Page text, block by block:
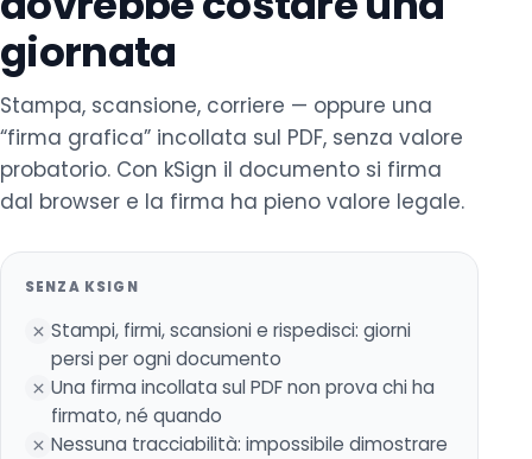
giornata
Stampa, scansione, corriere — oppure una
“firma grafica” incollata sul PDF, senza valore
probatorio. Con kSign il documento si firma
dal browser e la firma ha pieno valore legale.
SENZA KSIGN
Stampi, firmi, scansioni e rispedisci: giorni
persi per ogni documento
Una firma incollata sul PDF non prova chi ha
firmato, né quando
Nessuna tracciabilità: impossibile dimostrare